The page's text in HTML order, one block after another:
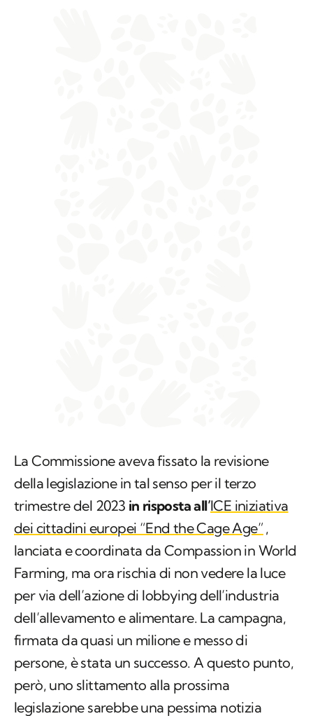
La Commissione aveva fissato la revisione
della legislazione in tal senso per il terzo
trimestre del 2023 in risposta all’ICE iniziativa
dei cittadini europei “End the Cage Age” ,
lanciata e coordinata da Compassion in World
Farming, ma ora rischia di non vedere la luce
per via dell’azione di lobbying dell’industria
dell’allevamento e alimentare. La campagna,
firmata da quasi un milione e messo di
persone, è stata un successo. A questo punto,
però, uno slittamento alla prossima
legislazione sarebbe una pessima notizia